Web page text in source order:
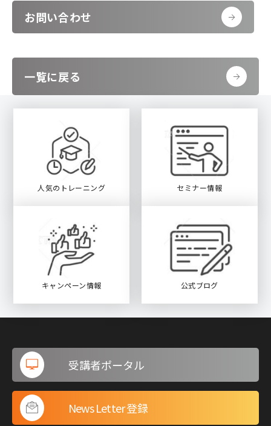
お問い合わせ
一覧に戻る
人気のトレーニング セミナー情報
キャンペーン情報 公式ブログ
受講者ポータル
News Letter 登録